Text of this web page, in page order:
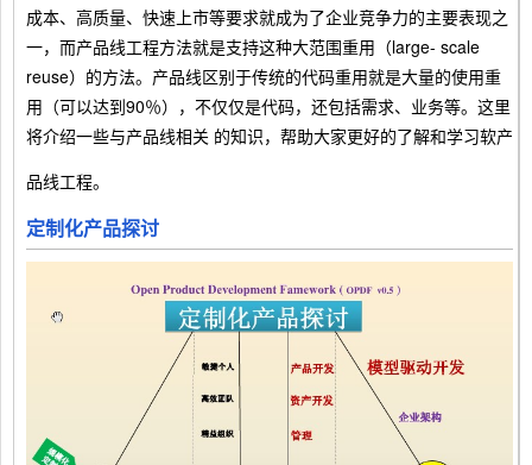
成本、高质量、快速上市等要求就成为了企业竞争力的主要表现之
一，而产品线工程方法就是支持这种大范围重用（large- scale
reuse）的方法。产品线区别于传统的代码重用就是大量的使用重
用（可以达到90％），不仅仅是代码，还包括需求、业务等。这里
将介绍一些与产品线相关 的知识，帮助大家更好的了解和学习软产
品线工程。
定制化产品探讨